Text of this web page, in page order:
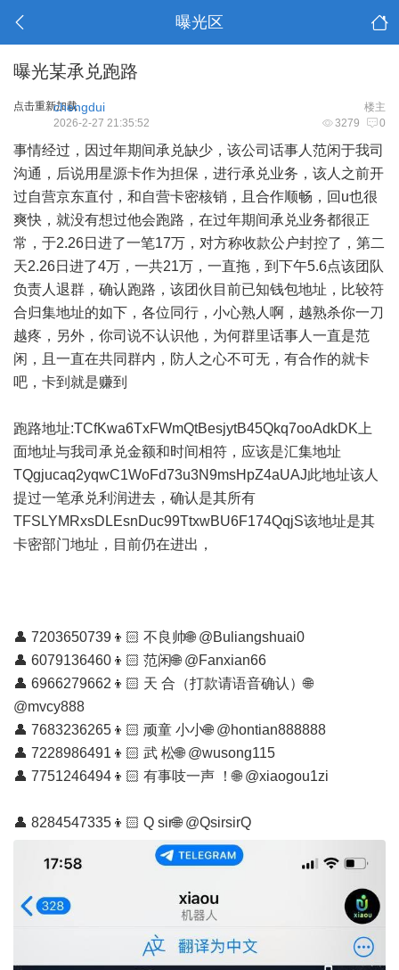
曝光区
曝光某承兑跑路
点击重新加载 楼主
chengdui
3279 0
2026-2-27 21:35:52
事情经过，因过年期间承兑缺少，该公司话事人范闲于我司
沟通，后说用星源卡作为担保，进行承兑业务，该人之前开
过自营京东直付，和自营卡密核销，且合作顺畅，回u也很
爽快，就没有想过他会跑路，在过年期间承兑业务都很正
常，于2.26日进了一笔17万，对方称收款公户封控了，第二
天2.26日进了4万，一共21万，一直拖，到下午5.6点该团队
负责人退群，确认跑路，该团伙目前已知钱包地址，比较符
合归集地址的如下，各位同行，小心熟人啊，越熟杀你一刀
越疼，另外，你司说不认识他，为何群里话事人一直是范
闲，且一直在共同群内，防人之心不可无，有合作的就卡
吧，卡到就是赚到
跑路地址:TCfKwa6TxFWmQtBesjytB45Qkq7ooAdkDK上
面地址与我司承兑金额和时间相符，应该是汇集地址
TQgjucaq2yqwC1WoFd73u3N9msHpZ4aUAJ此地址该人
提过一笔承兑利润进去，确认是其所有
TFSLYMRxsDLEsnDuc99TtxwBU6F174QqjS该地址是其
卡密部门地址，目前仍在进出，
👤 7203650739👦🏻 不良帅🌐 @Buliangshuai0
👤 6079136460👦🏻 范闲🌐 @Fanxian66
👤 6966279662👦🏻 天 合（打款请语音确认）🌐
@mvcy888
👤 7683236265👦🏻 顽童 小小🌐 @hontian888888
👤 7228986491👦🏻 武 松🌐 @wusong115
👤 7751246494👦🏻 有事吱一声 ！🌐 @xiaogou1zi
👤 8284547335👦🏻 Q sir🌐 @QsirsirQ